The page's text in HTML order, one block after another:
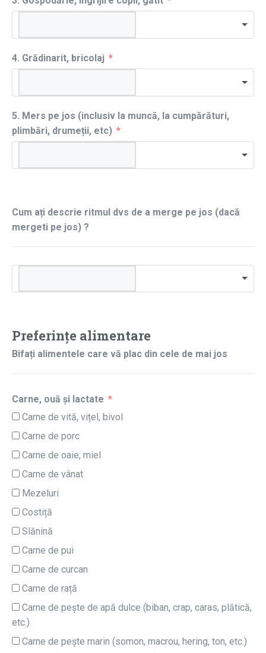
4. Grădinarit, bricolaj
5. Mers pe jos (inclusiv la muncă, la cumpărături,
plimbări, drumeții, etc)
Cum ați descrie ritmul dvs de a merge pe jos (dacă
mergeti pe jos) ?
Preferințe alimentare
Bifați alimentele care vă plac din cele de mai jos
Carne, ouă și lactate
Carne de vită, vițel, bivol
Carne de porc
Carne de oaie, miel
Carne de vânat
Mezeluri
Costiță
Slănină
Carne de pui
Carne de curcan
Carne de rață
Carne de pește de apă dulce (biban, crap, caras, plătică,
etc.)
Carne de pește marin (somon, macrou, hering, ton, etc.)